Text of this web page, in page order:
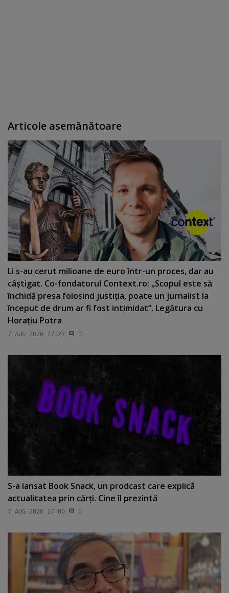
Articole asemănătoare
Li s-au cerut milioane de euro într-un proces, dar au
câştigat. Co-fondatorul Context.ro: „Scopul este să
închidă presa folosind justiţia, poate un jurnalist la
început de drum ar fi fost intimidat”. Legătura cu
Horaţiu Potra
7 AUG 2026 17:27 0
S-a lansat Book Snack, un prodcast care explică
actualitatea prin cărţi. Cine îl prezintă
7 AUG 2026 17:00 0